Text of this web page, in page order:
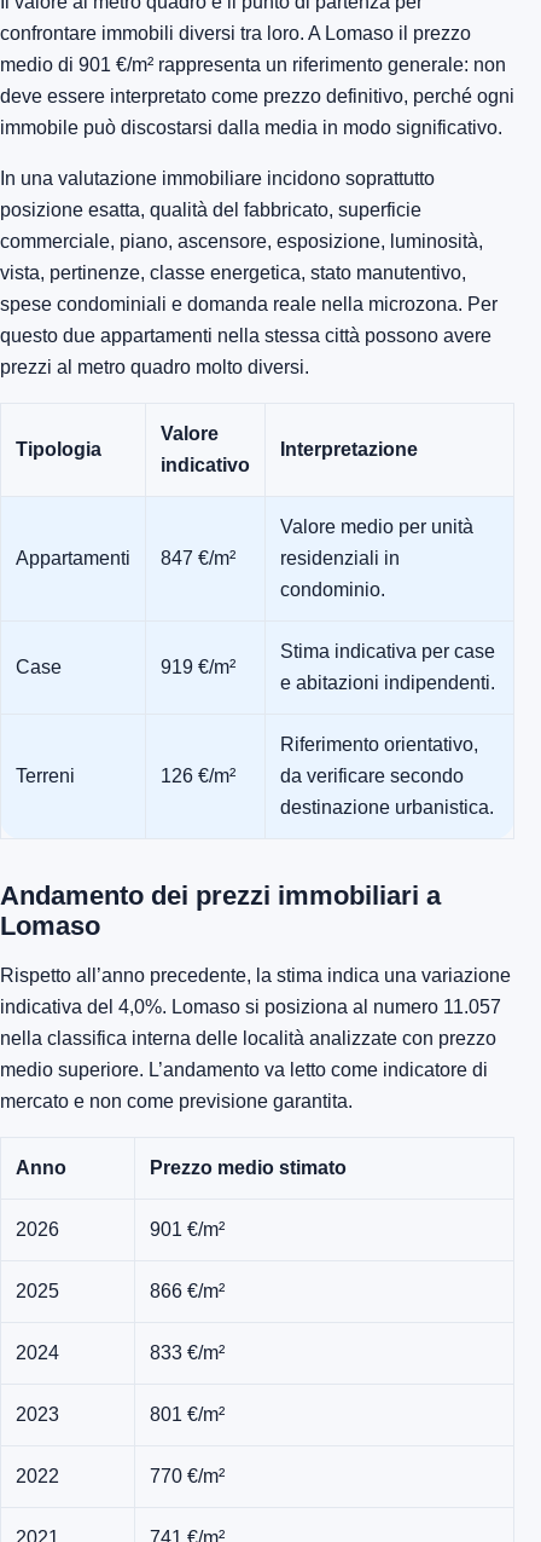
confrontare immobili diversi tra loro. A Lomaso il prezzo
medio di 901 €/m² rappresenta un riferimento generale: non
deve essere interpretato come prezzo definitivo, perché ogni
immobile può discostarsi dalla media in modo significativo.
In una valutazione immobiliare incidono soprattutto
posizione esatta, qualità del fabbricato, superficie
commerciale, piano, ascensore, esposizione, luminosità,
vista, pertinenze, classe energetica, stato manutentivo,
spese condominiali e domanda reale nella microzona. Per
questo due appartamenti nella stessa città possono avere
prezzi al metro quadro molto diversi.
Tipologia
Valore
indicativo
Interpretazione
Appartamenti 847 €/m²
Valore medio per unità
residenziali in
condominio.
Case 919 €/m²
Stima indicativa per case
e abitazioni indipendenti.
Terreni 126 €/m²
Riferimento orientativo,
da verificare secondo
destinazione urbanistica.
Andamento dei prezzi immobiliari a
Lomaso
Rispetto all’anno precedente, la stima indica una variazione
indicativa del 4,0%. Lomaso si posiziona al numero 11.057
nella classifica interna delle località analizzate con prezzo
medio superiore. L’andamento va letto come indicatore di
mercato e non come previsione garantita.
Anno Prezzo medio stimato
2026 901 €/m²
2025 866 €/m²
2024 833 €/m²
2023 801 €/m²
2022 770 €/m²